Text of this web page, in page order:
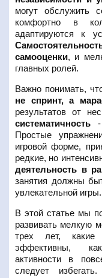
могут обслужить
комфортно в
адаптируются к
самооценки, и
главных ролей.
Важно понимать,
не спринт, а
результатов от
систематичность -
Простые
игровой форме,
редкие, но
деятельность в
занятия должны
увлекательной игры.
В этой статье мы
развивать мелкую
трех лет,
эффективны,
активности в
следует избегать.